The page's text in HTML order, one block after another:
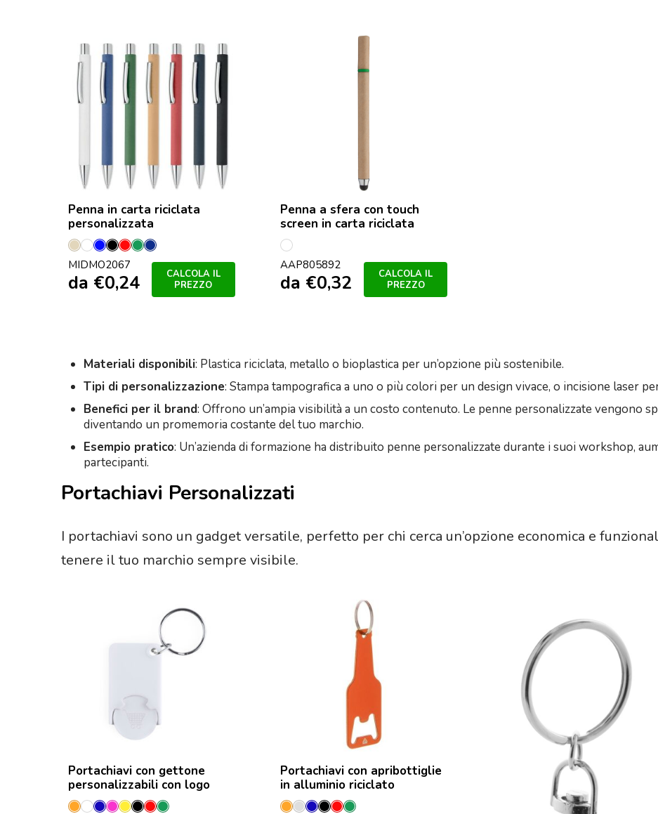
Penna in carta riciclata
personalizzata
Beige
Bianco
Blu
Royal
NeroRosso
VerdeFrancese
Navy
MIDMO2067
da €0,24
CALCOLA IL
PREZZO
Penna a sfera con touch
screen in carta riciclata
multicolore
AAP805892
da €0,32
CALCOLA IL
PREZZO
Materiali disponibili: Plastica riciclata, metallo o bioplastica per un’opzione più sostenibile.
Tipi di personalizzazione: Stampa tampografica a uno o più colori per un design vivace, o incisione laser
Benefici per il brand: Offrono un’ampia visibilità a un costo contenuto. Le penne personalizzate vengono
diventando un promemoria costante del tuo marchio.
Esempio pratico: Un’azienda di formazione ha distribuito penne personalizzate durante i suoi workshop,
partecipanti.
Portachiavi Personalizzati
I portachiavi sono un gadget versatile, perfetto per chi cerca un’opzione economica e
tenere il tuo marchio sempre visibile.
Portachiavi con gettone
personalizzabili con logo
Portachiavi con apribottiglie
in alluminio riciclato